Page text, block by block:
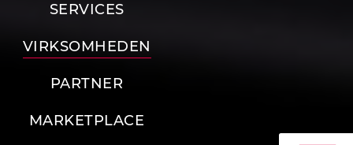
SERVICES
VIRKSOMHEDEN
PARTNER
MARKETPLACE